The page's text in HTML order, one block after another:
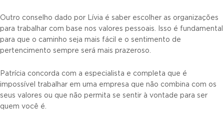
Outro conselho dado por Lívia é saber escolher as organizações
para trabalhar com base nos valores pessoais. Isso é fundamental
para que o caminho seja mais fácil e o sentimento de
pertencimento sempre será mais prazeroso.
Patrícia concorda com a especialista e completa que é
impossível trabalhar em uma empresa que não combina com os
seus valores ou que não permita se sentir à vontade para ser
quem você é.